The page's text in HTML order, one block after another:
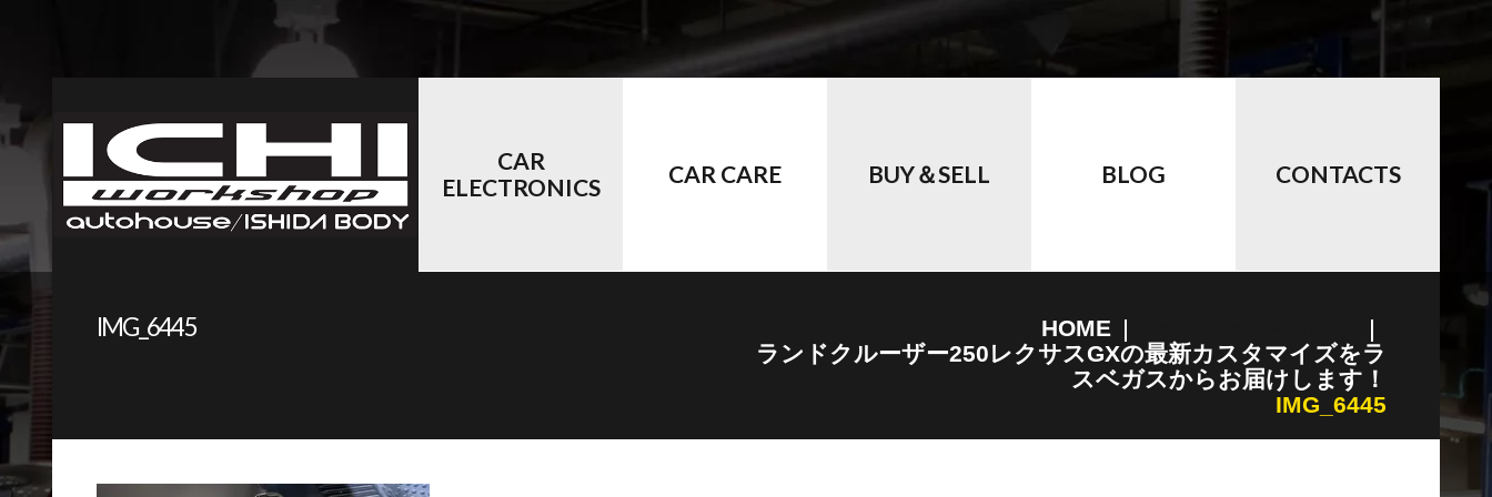
CAR
ELECTRONICS
CAR CARE BUY＆SELL BLOG CONTACTS
IMG_6445 HOME
ランドクルーザー250レクサスGXの最新カスタマイズをラ
スベガスからお届けします！
IMG_6445